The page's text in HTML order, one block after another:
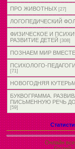
ПРО ЖИВОТНЫХ [27]
ЛОГОПЕДИЧЕСКИЙ
ФИЗИЧЕСКОЕ И
РАЗВИТИЕ ДЕТЕЙ [308]
ПОЗНАЕМ МИР
ПСИХОЛОГО-
[71]
НОВОГОДНЯЯ
БУКВОГРАММА.
ПИСЬМЕННУЮ РЕЧЬ
[59]
Онлайн